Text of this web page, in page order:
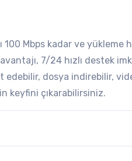
Mbps kadar ve yükleme
7/24 hızlı destek
edebilir, dosya indirebilir,
keyfini çıkarabilirsiniz.